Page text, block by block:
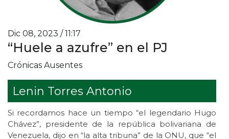
Dic 08, 2023 / 11:17
“Huele a azufre” en el PJ
Crónicas Ausentes
Lenin Torres Antonio
Si recordamos hace un tiempo “el legendario Hugo
Chávez”, presidente de la república bolivariana de
Venezuela, dijo en “la alta tribuna” de la ONU, que “el